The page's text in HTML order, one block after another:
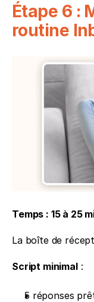
Étape 6 :
routine
Temps : 15 à 25
La boîte de
Script minimal :
5 réponses